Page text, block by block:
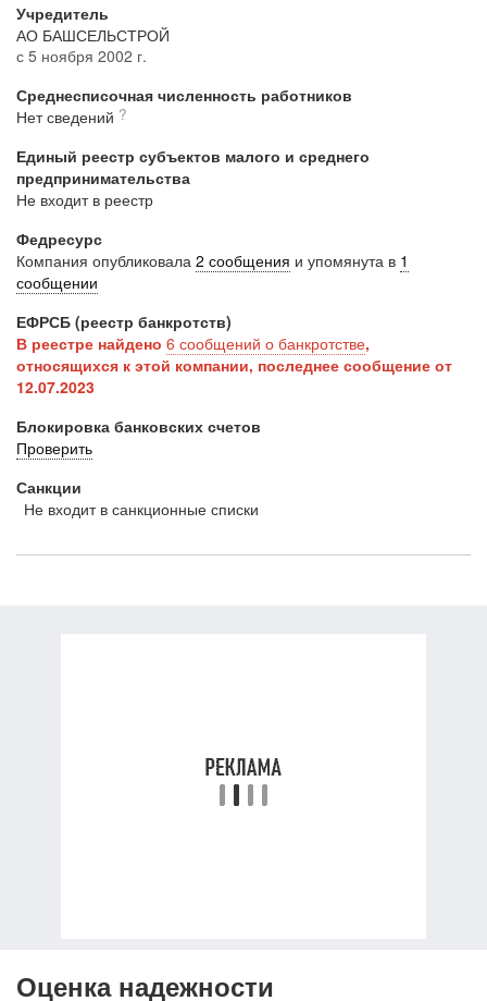
Учредитель
АО БАШСЕЛЬСТРОЙ
с 5 ноября 2002 г.
Среднесписочная численность работников
Нет сведений ?
Единый реестр субъектов малого и среднего
предпринимательства
Не входит в реестр
Федресурс
Компания опубликовала 2 сообщения и упомянута в 1
сообщении
ЕФРСБ (реестр банкротств)
В реестре найдено 6 сообщений о банкротстве,
относящихся к этой компании, последнее сообщение от
12.07.2023
Блокировка банковских счетов
Проверить
Санкции
Не входит в санкционные списки
Оценка надежности